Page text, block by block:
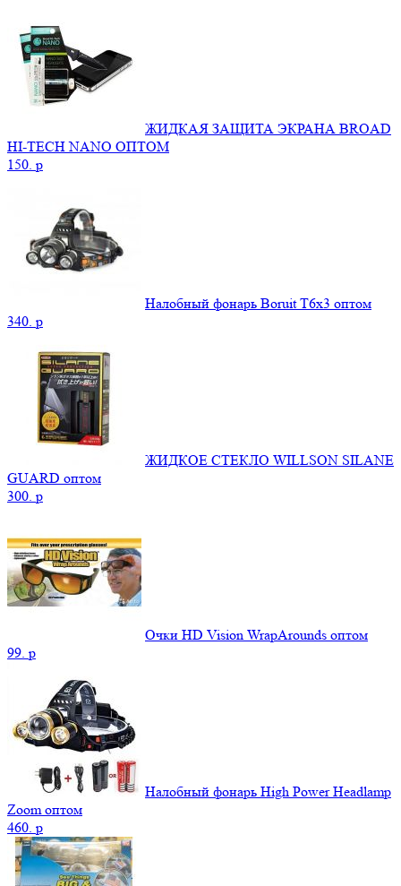
ЖИДКАЯ ЗАЩИТА ЭКРАНА BROAD
HI-TECH NANO ОПТОМ
150. p
Налобный фонарь Boruit T6x3 оптом
340. p
ЖИДКОЕ СТЕКЛО WILLSON SILANE
GUARD оптом
300. p
Очки HD Vision WrapArounds оптом
99. p
Налобный фонарь High Power Headlamp
Zoom оптом
460. p